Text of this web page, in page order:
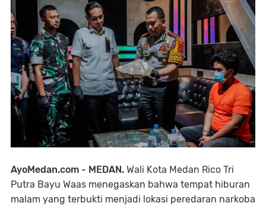
AyoMedan.com - MEDAN. Wali Kota Medan Rico Tri
Putra Bayu Waas menegaskan bahwa tempat hiburan
malam yang terbukti menjadi lokasi peredaran narkoba